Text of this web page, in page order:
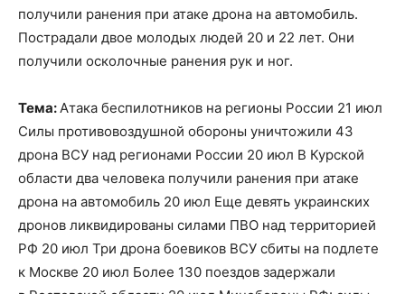
получили ранения при атаке дрона на автомобиль.
Пострадали двое молодых людей 20 и 22 лет. Они
получили осколочные ранения рук и ног.
Тема:Атака беспилотников на регионы России 21 июл
Силы противовоздушной обороны уничтожили 43
дрона ВСУ над регионами России 20 июл В Курской
области два человека получили ранения при атаке
дрона на автомобиль 20 июл Еще девять украинских
дронов ликвидированы силами ПВО над территорией
РФ 20 июл Три дрона боевиков ВСУ сбиты на подлете
к Москве 20 июл Более 130 поездов задержали